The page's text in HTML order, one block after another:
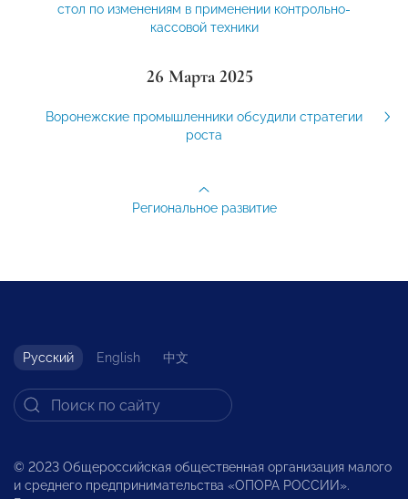
стол по изменениям в применении контрольно-
кассовой техники
26 Марта 2025
Воронежские промышленники обсудили стратегии
роста
Региональное развитие
Русский English 中文
© 2023 Общероссийская общественная организация малого
и среднего предпринимательства «ОПОРА РОССИИ».